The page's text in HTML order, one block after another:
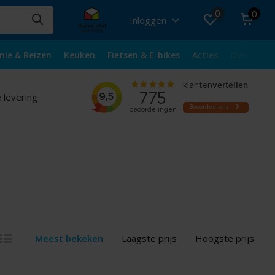
Inloggen
0 0
& Reizen Keuken Fietsen & E-bikes Acties
levering
Meest bekeken Laagste prijs Hoogste prijs